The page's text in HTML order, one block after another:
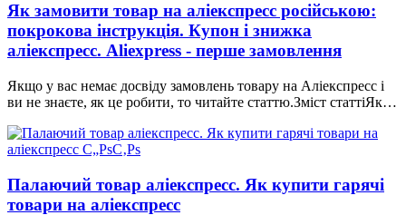
Як замовити товар на аліекспресс російською:
покрокова інструкція. Купон і знижка
аліекспресс. Aliexpress - перше замовлення
Якщо у вас немає досвіду замовлень товару на Аліекспресс і
ви не знаєте, як це робити, то читайте статтю.Зміст статтіЯк…
Палаючий товар аліекспресс. Як купити гарячі
товари на аліекспресс